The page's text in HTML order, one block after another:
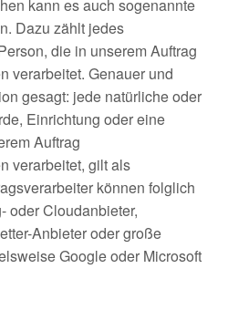
kann es auch sogenannte
Dazu zählt jedes
die in unserem Auftrag
verarbeitet. Genauer und
gesagt: jede natürliche oder
Einrichtung oder eine
Auftrag
verarbeitet, gilt als
können folglich
oder Cloudanbieter,
Anbieter oder große
Google oder Microsoft